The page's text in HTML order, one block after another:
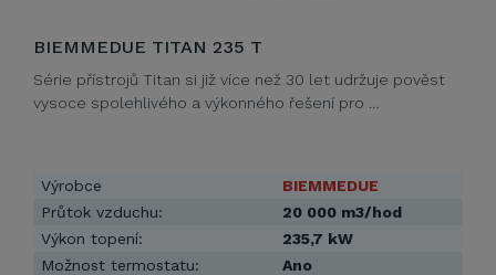
BIEMMEDUE TITAN 235 T
Série přístrojů Titan si již více než 30 let udržuje pověst
vysoce spolehlivého a výkonného řešení pro …
Výrobce
BIEMMEDUE
Průtok vzduchu:
20 000 m3/hod
Výkon topení:
235,7 kW
Možnost termostatu:
Ano